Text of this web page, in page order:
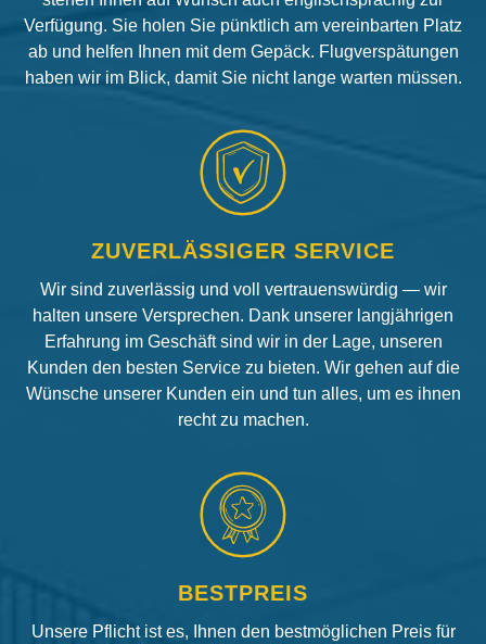
Verfügung. Sie holen Sie pünktlich am vereinbarten Platz
ab und helfen Ihnen mit dem Gepäck. Flugverspätungen
haben wir im Blick, damit Sie nicht lange warten müssen.
ZUVERLÄSSIGER SERVICE
Wir sind zuverlässig und voll vertrauenswürdig — wir
halten unsere Versprechen. Dank unserer langjährigen
Erfahrung im Geschäft sind wir in der Lage, unseren
Kunden den besten Service zu bieten. Wir gehen auf die
Wünsche unserer Kunden ein und tun alles, um es ihnen
recht zu machen.
BESTPREIS
Unsere Pflicht ist es, Ihnen den bestmöglichen Preis für